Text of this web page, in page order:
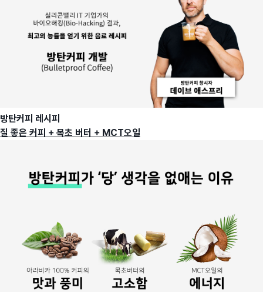
방탄커피 레시피
질 좋은 커피 + 목초 버터 + MCT오일